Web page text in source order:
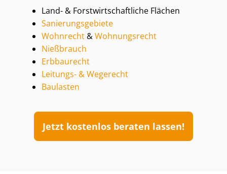
Land- & Forst­wirt­schaft­li­che Flächen
Sa­nie­rungs­ge­bie­te
Wohnrecht&Wohnungsrecht
Nießbrauch
Erbbaurecht
Leitungs- & Wegerecht
Baulasten
Jetzt kostenlos beraten lassen!